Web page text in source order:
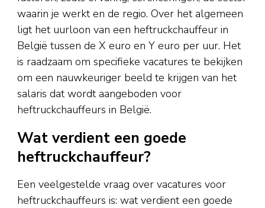
waarin je werkt en de regio. Over het algemeen
ligt het uurloon van een heftruckchauffeur in
België tussen de X euro en Y euro per uur. Het
is raadzaam om specifieke vacatures te bekijken
om een nauwkeuriger beeld te krijgen van het
salaris dat wordt aangeboden voor
heftruckchauffeurs in België.
Wat verdient een goede
heftruckchauffeur?
Een veelgestelde vraag over vacatures voor
heftruckchauffeurs is: wat verdient een goede